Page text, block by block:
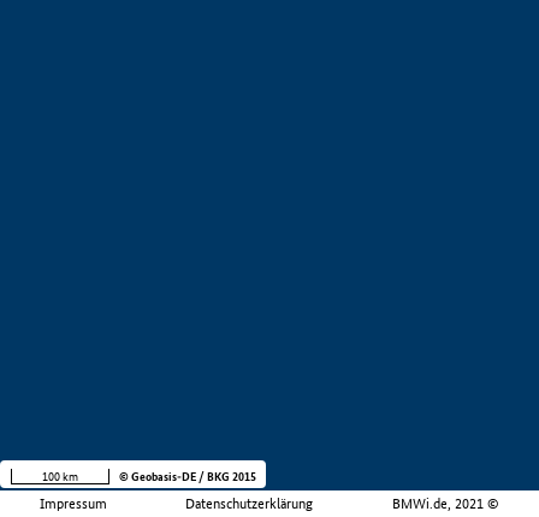
Impressum Datenschutzerklärung BMWi.de, 2021 ©
100 km © Geobasis-DE / BKG 2015